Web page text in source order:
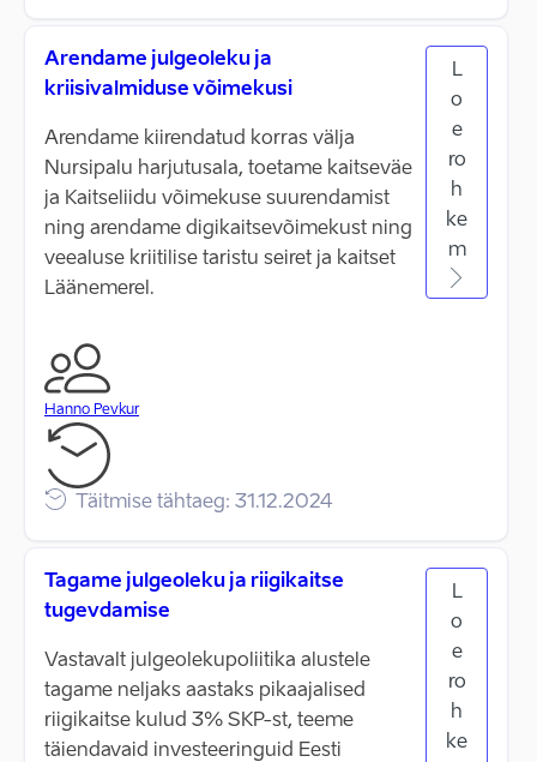
Arendame julgeoleku ja
kriisivalmiduse võimekusi
Arendame kiirendatud korras välja
Nursipalu harjutusala, toetame kaitseväe
ja Kaitseliidu võimekuse suurendamist
ning arendame digikaitsevõimekust ning
veealuse kriitilise taristu seiret ja kaitset
Läänemerel.
Hanno Pevkur
Täitmise tähtaeg: 31.12.2024
L
o
e
ro
h
ke
m
Tagame julgeoleku ja riigikaitse
tugevdamise
Vastavalt julgeolekupoliitika alustele
tagame neljaks aastaks pikaajalised
riigikaitse kulud 3% SKP-st, teeme
täiendavaid investeeringuid Eesti
L
o
e
ro
h
ke